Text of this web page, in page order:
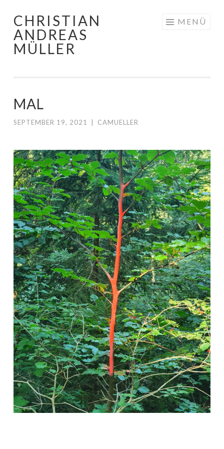
Zum
Inhalt
springen
CHRISTIAN
ANDREAS
MÜLLER
MENÜ
MAL
SEPTEMBER 19, 2021 CAMUELLER